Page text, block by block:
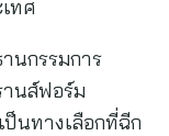
ทศ
นกรรมการ
นส์ฟอร์ม
ป็นทางเลือกที่ฉีก